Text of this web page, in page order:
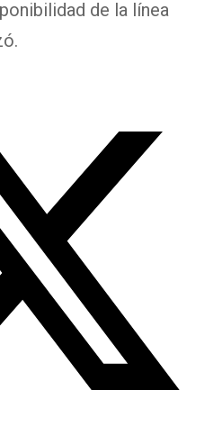
de la línea